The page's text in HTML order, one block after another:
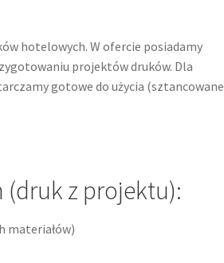
hotelowych. W ofercie posiadamy
projektów druków. Dla
gotowe do użycia (sztancowane
z projektu):
materiałów)